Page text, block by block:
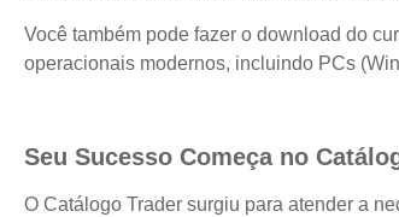
Você também pode fazer o download do
operacionais modernos, incluindo PCs
Seu Sucesso Começa no
O Catálogo Trader surgiu para atender a